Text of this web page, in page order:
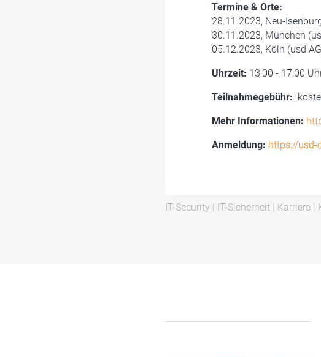
Termine & Orte:
28.11.2023, Neu-
30.11.2023, München
05.12.2023, Köln (usd
Uhrzeit: 13:00 - 17:00
Teilnahmegebühr:
Mehr Informationen:
Anmeldung: https://usd-
IT-Security | IT-Sicherheit| Karriere|